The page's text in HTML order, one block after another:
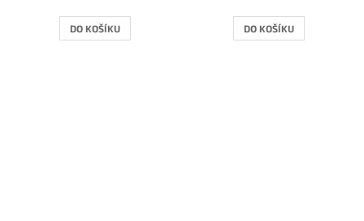
DO KOŠÍKU DO KOŠÍKU